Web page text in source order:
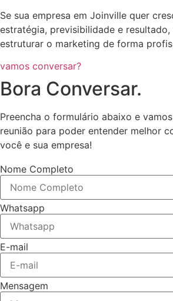
Se sua empresa em Joinville quer
estratégia, previsibilidade e
estruturar o marketing de forma
vamos conversar?
Bora Conversar.
Preencha o formulário abaixo e
reunião para poder entender melhor
você e sua empresa!
Nome Completo
Whatsapp
E-mail
Mensagem